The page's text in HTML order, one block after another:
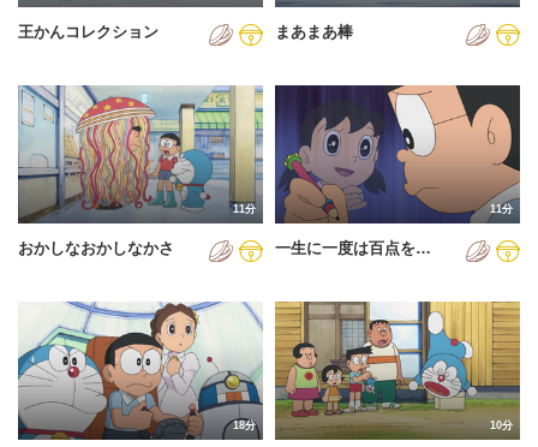
王かんコレクション まあまあ棒
11分
おかしなおかしなかさ
11分
一生に一度は百点を…
18分 10分